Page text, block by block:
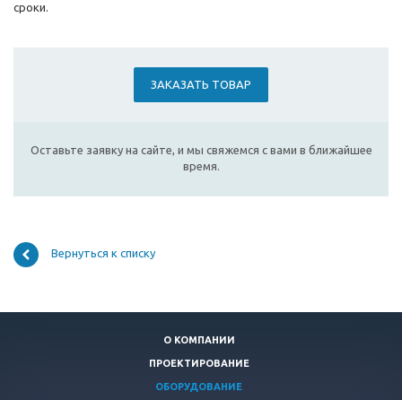
сроки.
ЗАКАЗАТЬ ТОВАР
Оставьте заявку на сайте, и мы свяжемся с вами в ближайшее
время.
Вернуться к списку
О КОМПАНИИ
ПРОЕКТИРОВАНИЕ
ОБОРУДОВАНИЕ